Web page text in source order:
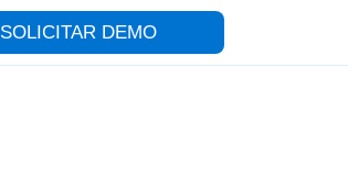
SOLICITAR DEMO